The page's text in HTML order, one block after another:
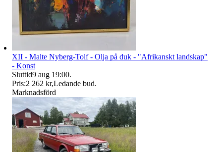
XII - Malte Nyberg-Tolf - Olja på duk - "Afrikanskt landskap"
- Konst
Sluttid9 aug 19:00.
Pris:2 262 kr,Ledande bud.
Marknadsförd